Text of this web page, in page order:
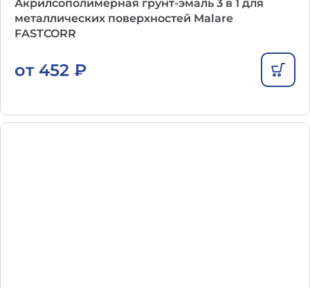
Акрилсополимерная грунт-эмаль 3 в 1 для
металлических поверхностей Malare
FASTCORR
от 452 ₽